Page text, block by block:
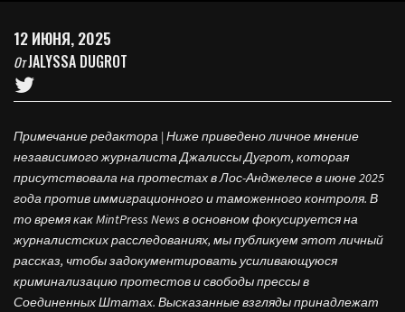
12 ИЮНЯ, 2025
ОтJALYSSA DUGROT
Примечание редактора | Ниже приведено личное мнение
независимого журналиста Джалиссы Дугрот, которая
присутствовала на протестах в Лос-Анджелесе в июне 2025
года против иммиграционного и таможенного контроля. В
то время как MintPress News в основном фокусируется на
журналистских расследованиях, мы публикуем этот личный
рассказ, чтобы задокументировать усиливающуюся
криминализацию протестов и свободы прессы в
Соединенных Штатах. Высказанные взгляды принадлежат